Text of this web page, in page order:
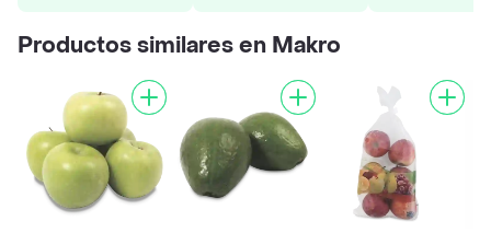
Productos similares en Makro